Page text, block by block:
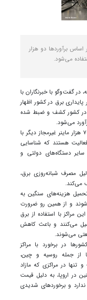
برآوردها دو هزار
می‌شود.
در گفت‌وگو با خبرنگاران با
پایداری برق در کشور اظهار
غیرمجاز در کشور کشف و ضبط شده
وی افزود: برآوردها نشان می‌دهد که حدود ۷۰۰ هزار ماینر غیرمجاز دیگر با
در حال فعالیت هستند که شناسایی
دستگاه‌های دولتی و
مصرف شبانه‌روزی برق،
هزینه‌های سنگین به
و از همین رو ضرورت
مراکز با استفاده از برق
می‌کنند و باعث کاهش
می‌شوند.
در برخورد با مراکز
از جمله روسیه و چین،
تنها در مراکزی که مازاد
در اروپا، به دلیل قیمت
ندارد و برخوردهای شدیدی